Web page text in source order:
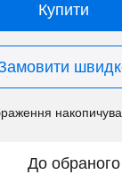
Купити
До обраного